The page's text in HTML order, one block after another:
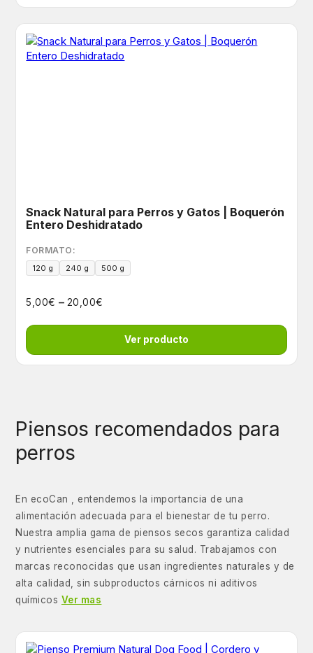
Snack Natural para Perros y Gatos | Boquerón
Entero Deshidratado
FORMATO:
120 g 240 g 500 g
5,00€ – 20,00€
Ver producto
Piensos recomendados para
perros
En ecoCan , entendemos la importancia de una
alimentación adecuada para el bienestar de tu perro.
Nuestra amplia gama de piensos secos garantiza calidad
y nutrientes esenciales para su salud. Trabajamos con
marcas reconocidas que usan ingredientes naturales y de
alta calidad, sin subproductos cárnicos ni aditivos
químicos Ver mas